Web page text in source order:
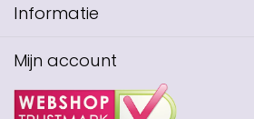
Informatie
Mijn account